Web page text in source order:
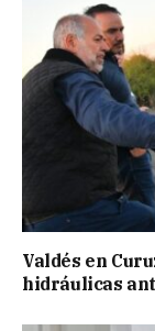
Valdés en
hidráulicas